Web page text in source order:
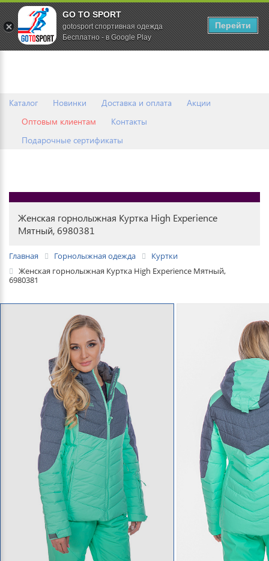
Каталог Новинки Доставка и оплата
Акции
Оптовым клиентам
Контакты
Подарочные сертификаты
0
Женская горнолыжная Куртка High Experience
Мятный, 6980381
Главная Горнолыжная одежда
Куртки
Женская горнолыжная Куртка High Experience Мятный,
6980381
GO TO SPORT
gotosport спортивная одежда
Бесплатно - в Google Play
Перейти